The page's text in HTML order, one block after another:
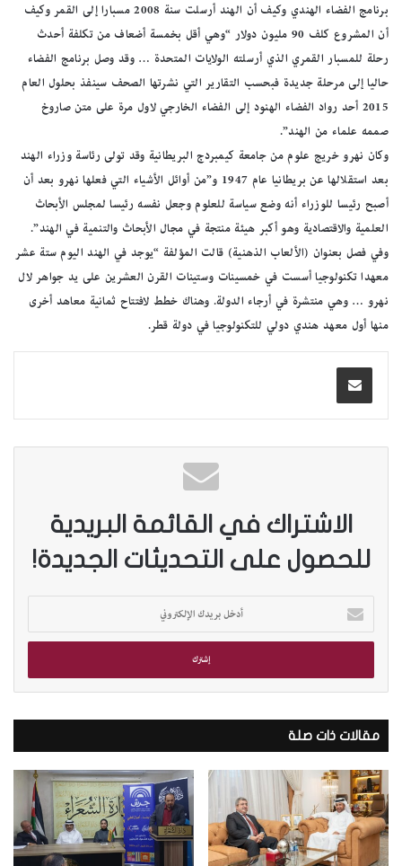
برنامج الفضاء الهندي وكيف أن الهند أرسلت سنة 2008 مسبارا إلى القمر وكيف
أن المشروع كلف 90 مليون دولار “وهي أقل بخمسة أضعاف من تكلفة أحدث
رحلة للمسبار القمري الذي أرسلته الولايات المتحدة … وقد وصل برنامج الفضاء
حاليا إلى مرحلة جديدة فبحسب التقارير التي نشرتها الصحف سينفذ بحلول العام
2015 أحد رواد الفضاء الهنود إلى الفضاء الخارجي لاول مرة على متن صاروخ
صممه علماء من الهند”.
وكان نهرو خريج علوم من جامعة كيمبردج البريطانية وقد تولى رئاسة وزراء الهند
بعد استقلالها عن بريطانيا عام 1947 و”من أوائل الأشياء التي فعلها نهرو بعد أن
أصبح رئيسا للوزراء أنه وضع سياسة للعلوم وجعل نفسه رئيسا لمجلس الأبحاث
العلمية والاقتصادية وهو أكبر هيئة منتجة في مجال الأبحاث والتنمية في الهند”.
وفي فصل بعنوان (الألعاب الذهنية) قالت المؤلفة “يوجد في الهند اليوم ستة عشر
معهدا تكنولوجيا أسست في خمسينات وستينات القرن العشرين على يد جواهر لال
نهرو … وهي منتشرة في أرجاء الدولة. وهناك خطط لافتتاح ثمانية معاهد أخرى
منها أول معهد هندي دولي للتكنولوجيا في دولة قطر.
الاشتراك في القائمة البريدية
للحصول على التحديثات الجديدة!
خ
ب
ي
د
ك
ا
ل
إ
ل
مقالات ذات صلة